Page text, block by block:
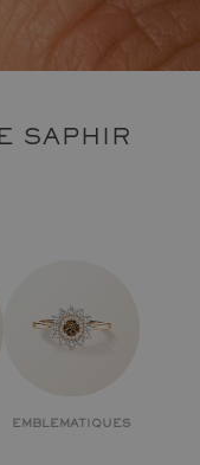
SAPHIR
EMBLEMATIQUES